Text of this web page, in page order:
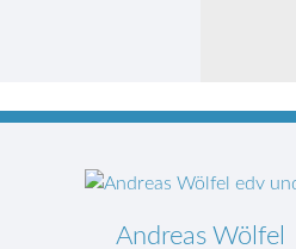
Andreas Wölfel